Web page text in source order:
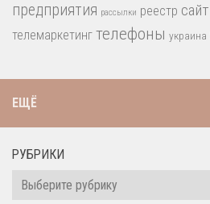
предприятия рассылки реестр сайт
телемаркетинг телефоны украина
ЕЩЁ
РУБРИКИ
Рубрики